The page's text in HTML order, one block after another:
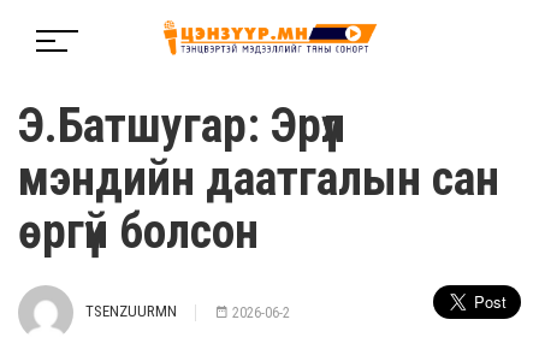
Э.Батшугар: Эрүүл
мэндийн даатгалын сан
өргүй болсон
TSENZUURMN 2026-06-2